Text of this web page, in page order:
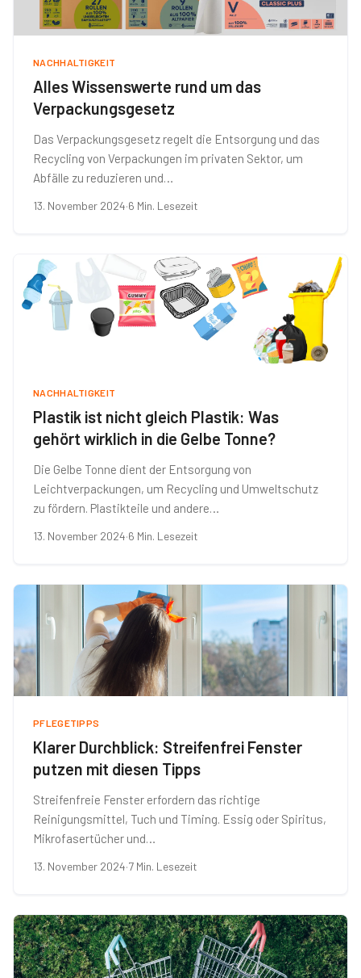
NACHHALTIGKEIT
Alles Wissenswerte rund um das
Verpackungsgesetz
Das Verpackungsgesetz regelt die Entsorgung und das
Recycling von Verpackungen im privaten Sektor, um
Abfälle zu reduzieren und…
13. November 2024·6 Min. Lesezeit
NACHHALTIGKEIT
Plastik ist nicht gleich Plastik: Was
gehört wirklich in die Gelbe Tonne?
Die Gelbe Tonne dient der Entsorgung von
Leichtverpackungen, um Recycling und Umweltschutz
zu fördern. Plastikteile und andere…
13. November 2024·6 Min. Lesezeit
PFLEGETIPPS
Klarer Durchblick: Streifenfrei Fenster
putzen mit diesen Tipps
Streifenfreie Fenster erfordern das richtige
Reinigungsmittel, Tuch und Timing. Essig oder Spiritus,
Mikrofasertücher und…
13. November 2024·7 Min. Lesezeit